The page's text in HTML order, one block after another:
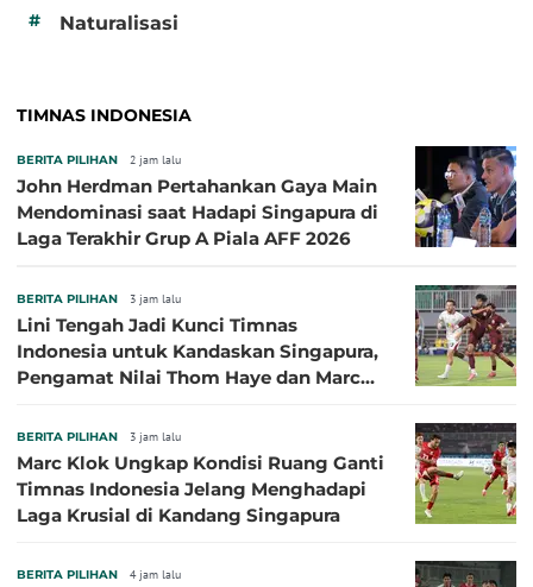
# Naturalisasi
TIMNAS INDONESIA
BERITA PILIHAN 2 jam lalu
John Herdman Pertahankan Gaya Main
Mendominasi saat Hadapi Singapura di
Laga Terakhir Grup A Piala AFF 2026
BERITA PILIHAN 3 jam lalu
Lini Tengah Jadi Kunci Timnas
Indonesia untuk Kandaskan Singapura,
Pengamat Nilai Thom Haye dan Marc
BERITA PILIHAN 3 jam lalu
Marc Klok Ungkap Kondisi Ruang Ganti
Timnas Indonesia Jelang Menghadapi
Laga Krusial di Kandang Singapura
BERITA PILIHAN 4 jam lalu